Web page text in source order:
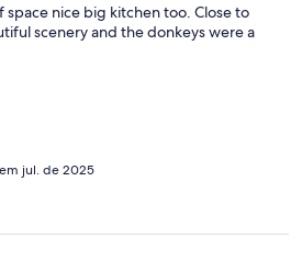
nice big kitchen too. Close to
scenery and the donkeys were a
jul. de 2025